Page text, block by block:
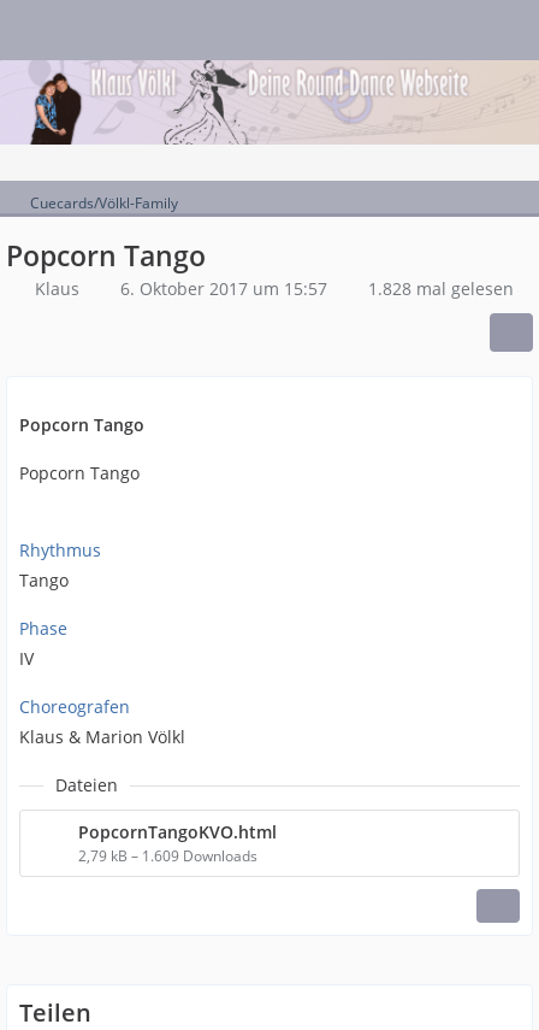
Cuecards/Völkl-Family
Popcorn Tango
Klaus 6. Oktober 2017 um 15:57 1.828 mal gelesen
Popcorn Tango
Popcorn Tango
Rhythmus
Tango
Phase
IV
Choreografen
Klaus & Marion Völkl
Dateien
PopcornTangoKVO.html
2,79 kB – 1.609 Downloads
Teilen